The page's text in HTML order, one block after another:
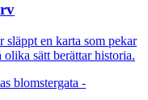
släppt en karta som pekar
sätt berättar historia.